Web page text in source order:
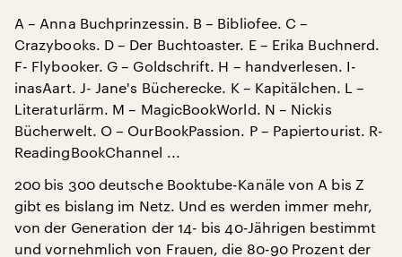
A – Anna Buchprinzessin. B – Bibliofee. C –
Crazybooks. D – Der Buchtoaster. E – Erika Buchnerd.
F- Flybooker. G – Goldschrift. H – handverlesen. I-
inasAart. J- Jane's Bücherecke. K – Kapitälchen. L –
Literaturlärm. M – MagicBookWorld. N – Nickis
Bücherwelt. O – OurBookPassion. P – Papiertourist. R-
ReadingBookChannel ...
200 bis 300 deutsche Booktube-Kanäle von A bis Z
gibt es bislang im Netz. Und es werden immer mehr,
von der Generation der 14- bis 40-Jährigen bestimmt
und vornehmlich von Frauen, die 80-90 Prozent der